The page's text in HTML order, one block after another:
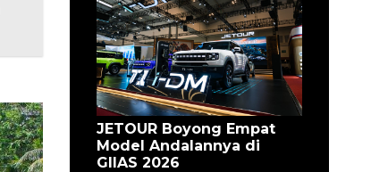
JETOUR Boyong Empat
Model Andalannya di
GIIAS 2026